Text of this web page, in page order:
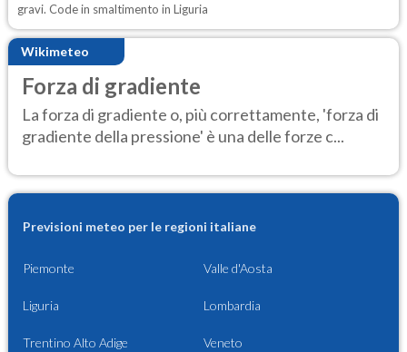
gravi. Code in smaltimento in Liguria
Wikimeteo
Forza di gradiente
La forza di gradiente o, più correttamente, 'forza di
gradiente della pressione' è una delle forze c...
Previsioni meteo per le regioni italiane
Piemonte Valle d'Aosta
Liguria Lombardia
Trentino Alto Adige Veneto